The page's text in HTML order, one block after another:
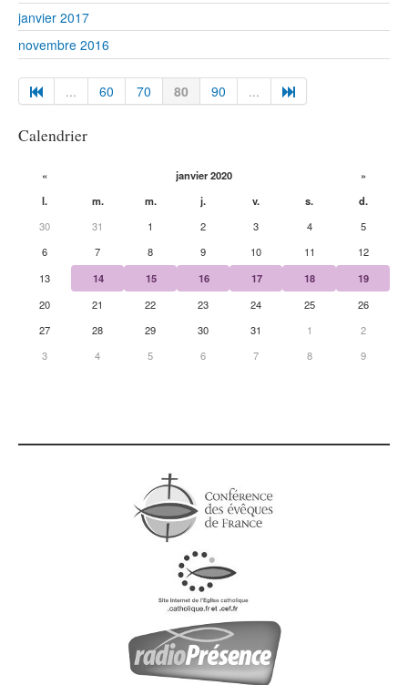
janvier 2017
novembre 2016
... 60 70 80 90 ...
Calendrier
« janvier 2020
»
l.
m. m. j. v. s.
d.
30
31 1 2 3 4
5
6
7 8 9 10 11
12
13
14 15 16 17 18
19
20
21 22 23 24 25
26
27
28 29 30 31 1
2
3
4 5 6 7 8 9